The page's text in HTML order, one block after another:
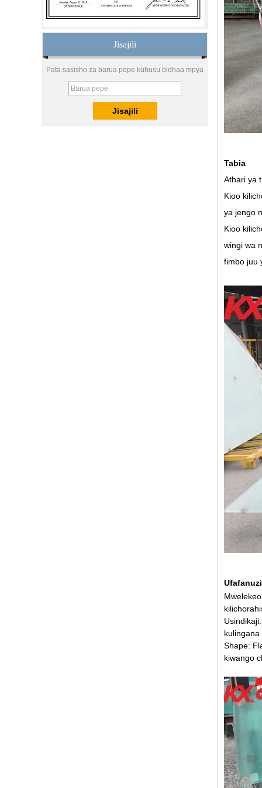
8.76 mm nyeupe bei ya
kioo laminated, 8.76 mm
laminated kioo
10 mm 12 mm 15 mm
juu kioo kioo, usalama
kioo gurudumu China
Jisajili
Pata sasisho za barua pepe kuhusu bidhaa mpya
Tabia
Athari ya
Kioo
ya jengo
Kioo
wingi wa
fimbo juu
Ufafanuzi
Shape:
kiwango